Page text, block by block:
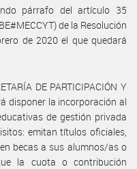
párrafo del artículo 35
de la Resolución
de 2020 el que quedará
DE PARTICIPACIÓN Y
disponer la incorporación al
de gestión privada
emitan títulos oficiales,
becas a sus alumnos/as o
la cuota o contribución